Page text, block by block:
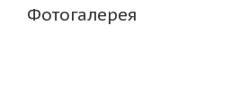
Фотогалерея